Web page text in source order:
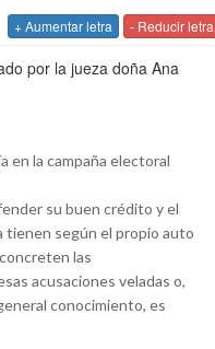
+ Aumentar letra - Reducir letra
por la jueza doña Ana
en la campaña electoral
su buen crédito y el
tienen según el propio auto
las
acusaciones veladas o,
conocimiento, es